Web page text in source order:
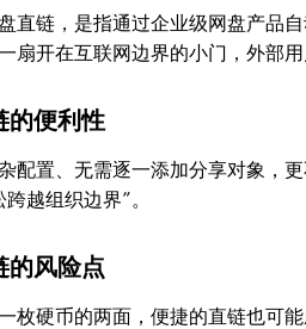
直链，是指通过企业级网盘产品
扇开在互联网边界的小门，外部
的便利性
配置、无需逐一添加分享对象，
越组织边界”。
的风险点
枚硬币的两面，便捷的直链也可